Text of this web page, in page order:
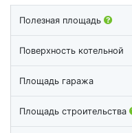
Полезная площадь
Поверхность котельной
Площадь гаража
Площадь строительства